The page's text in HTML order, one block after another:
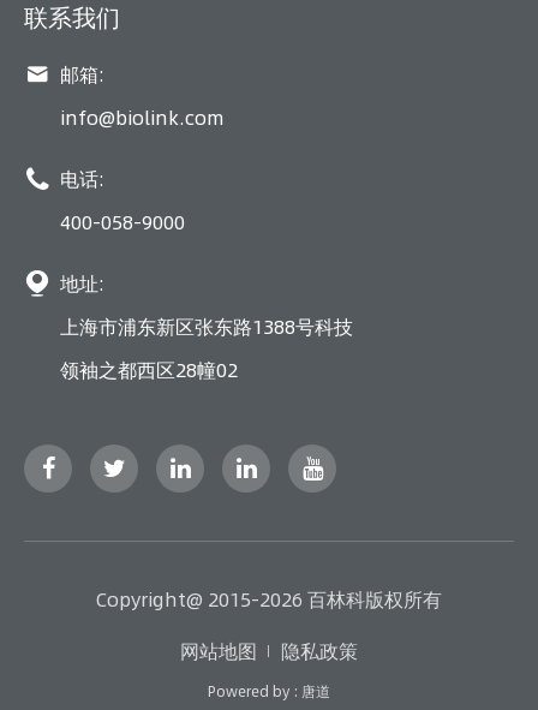
联系我们
 邮箱:
info@biolink.com
 电话:
400-058-9000
 地址:
上海市浦东新区张东路1388号科技
领袖之都西区28幢02
Copyright@ 2015-2026 百林科版权所有
网站地图
隐私政策
Powered by : 唐道